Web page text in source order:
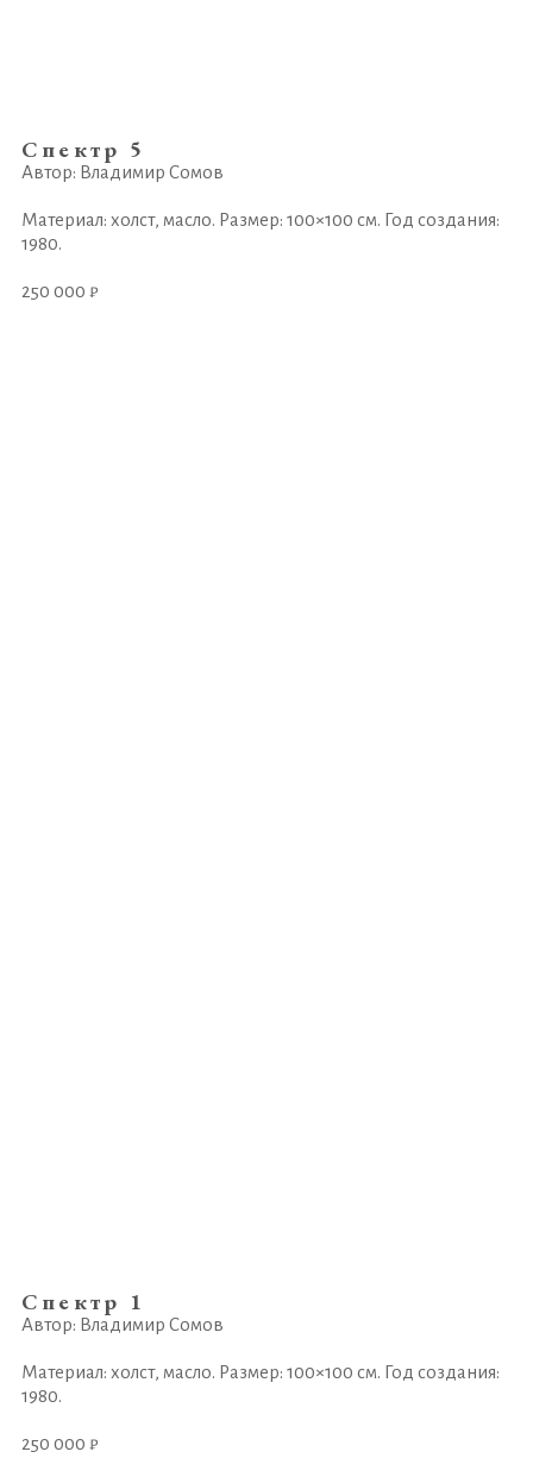
Спектр 5
Автор: Владимир Сомов
Материал: холст, масло. Размер: 100×100 см. Год создания:
1980.
250 000 ₽
Спектр 1
Автор: Владимир Сомов
Материал: холст, масло. Размер: 100×100 см. Год создания:
1980.
250 000 ₽